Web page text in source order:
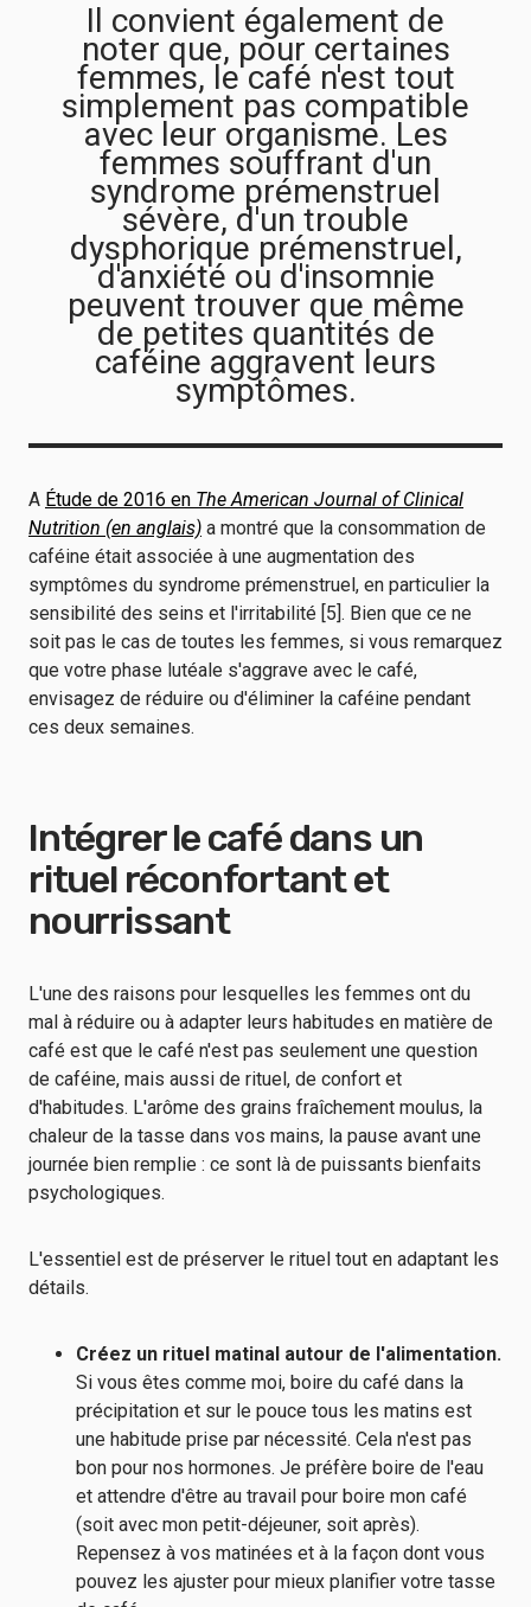
Il convient également de
noter que, pour certaines
femmes, le café n'est tout
simplement pas compatible
avec leur organisme. Les
femmes souffrant d'un
syndrome prémenstruel
sévère, d'un trouble
dysphorique prémenstruel,
d'anxiété ou d'insomnie
peuvent trouver que même
de petites quantités de
caféine aggravent leurs
symptômes.
A Étude de 2016 en The American Journal of Clinical
Nutrition (en anglais) a montré que la consommation de
caféine était associée à une augmentation des
symptômes du syndrome prémenstruel, en particulier la
sensibilité des seins et l'irritabilité [5]. Bien que ce ne
soit pas le cas de toutes les femmes, si vous remarquez
que votre phase lutéale s'aggrave avec le café,
envisagez de réduire ou d'éliminer la caféine pendant
ces deux semaines.
Intégrer le café dans un
rituel réconfortant et
nourrissant
L'une des raisons pour lesquelles les femmes ont du
mal à réduire ou à adapter leurs habitudes en matière de
café est que le café n'est pas seulement une question
de caféine, mais aussi de rituel, de confort et
d'habitudes. L'arôme des grains fraîchement moulus, la
chaleur de la tasse dans vos mains, la pause avant une
journée bien remplie : ce sont là de puissants bienfaits
psychologiques.
L'essentiel est de préserver le rituel tout en adaptant les
détails.
Créez un rituel matinal autour de l'alimentation.
Si vous êtes comme moi, boire du café dans la
précipitation et sur le pouce tous les matins est
une habitude prise par nécessité. Cela n'est pas
bon pour nos hormones. Je préfère boire de l'eau
et attendre d'être au travail pour boire mon café
(soit avec mon petit-déjeuner, soit après).
Repensez à vos matinées et à la façon dont vous
pouvez les ajuster pour mieux planifier votre tasse